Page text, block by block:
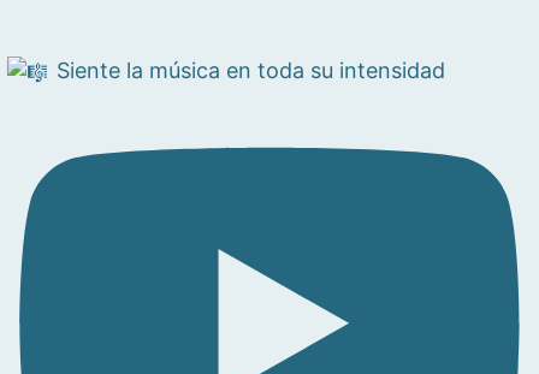
Siente la música en toda su intensidad